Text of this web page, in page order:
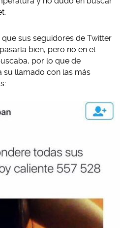
sus seguidores de Twitter
bien, pero no en el
por lo que de
su llamado con las más